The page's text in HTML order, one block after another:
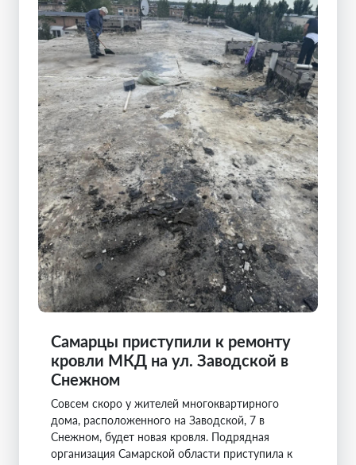
Самарцы приступили к ремонту
кровли МКД на ул. Заводской в
Снежном
Совсем скоро у жителей многоквартирного
дома, расположенного на Заводской, 7 в
Снежном, будет новая кровля. Подрядная
организация Самарской области приступила к